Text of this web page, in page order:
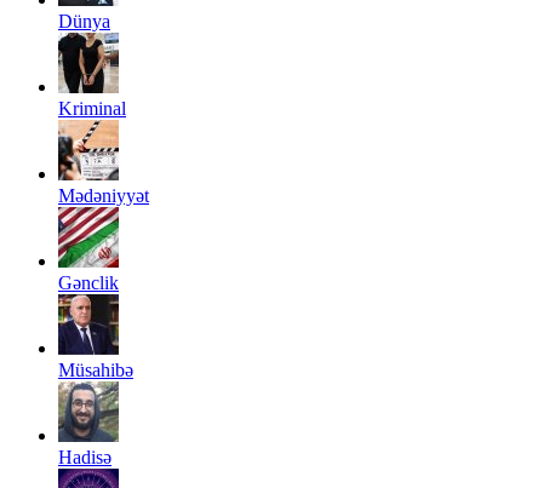
Dünya
Kriminal
Mədəniyyət
Gənclik
Müsahibə
Hadisə